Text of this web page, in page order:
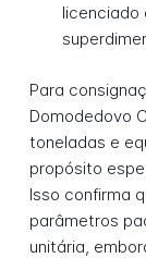
licenciado
Para
Domodedovo
toneladas e
propósito
Isso confirma
parâmetros
unitária,